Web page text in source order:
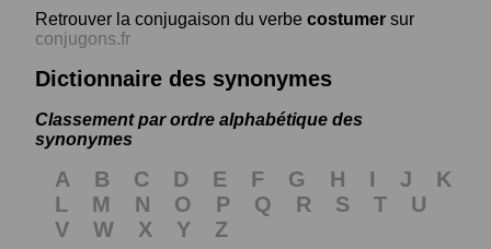
Retrouver la conjugaison du verbe costumer sur
conjugons.fr
Dictionnaire des synonymes
Classement par ordre alphabétique des
synonymes
A B C D E F G H I J
K
L
M N O P Q R S T
U
V
W X Y Z